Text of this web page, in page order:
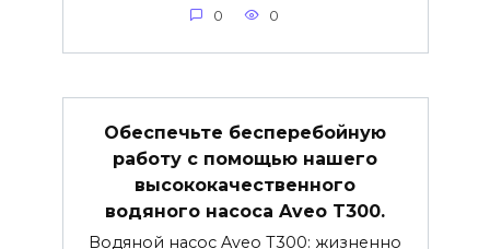
0 0
Обеспечьте бесперебойную
работу с помощью нашего
высококачественного
водяного насоса Aveo T300.
Водяной насос Aveo T300: жизненно